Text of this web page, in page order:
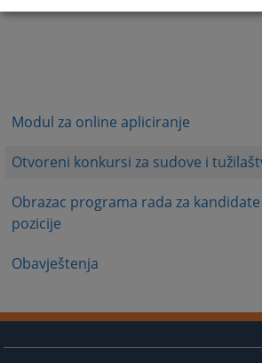
Modul za online apliciranje
Otvoreni konkursi za sudove i
Obrazac programa rada za
pozicije
Obavještenja